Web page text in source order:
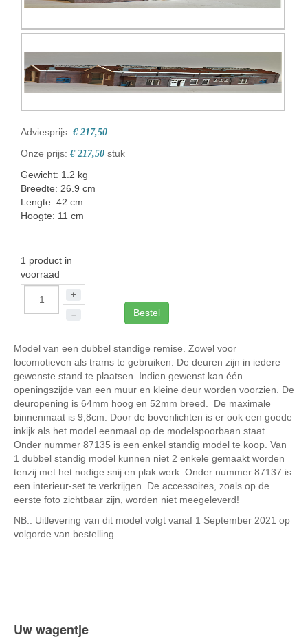
Adviesprijs: € 217,50
Onze prijs: € 217,50 stuk
Gewicht: 1.2 kg
Breedte: 26.9 cm
Lengte: 42 cm
Hoogte: 11 cm
1 product in
voorraad
+
–
Bestel
Model van een dubbel standige remise. Zowel voor
locomotieven als trams te gebruiken. De deuren zijn in iedere
gewenste stand te plaatsen. Indien gewenst kan één
openingszijde van een muur en kleine deur worden voorzien. De
deuropening is 64mm hoog en 52mm breed. De maximale
binnenmaat is 9,8cm. Door de bovenlichten is er ook een goede
inkijk als het model eenmaal op de modelspoorbaan staat.
Onder nummer 87135 is een enkel standig model te koop. Van
1 dubbel standig model kunnen niet 2 enkele gemaakt worden
tenzij met het nodige snij en plak werk. Onder nummer 87137 is
een interieur-set te verkrijgen. De accessoires, zoals op de
eerste foto zichtbaar zijn, worden niet meegeleverd!
NB.: Uitlevering van dit model volgt vanaf 1 September 2021 op
volgorde van bestelling.
Uw wagentje